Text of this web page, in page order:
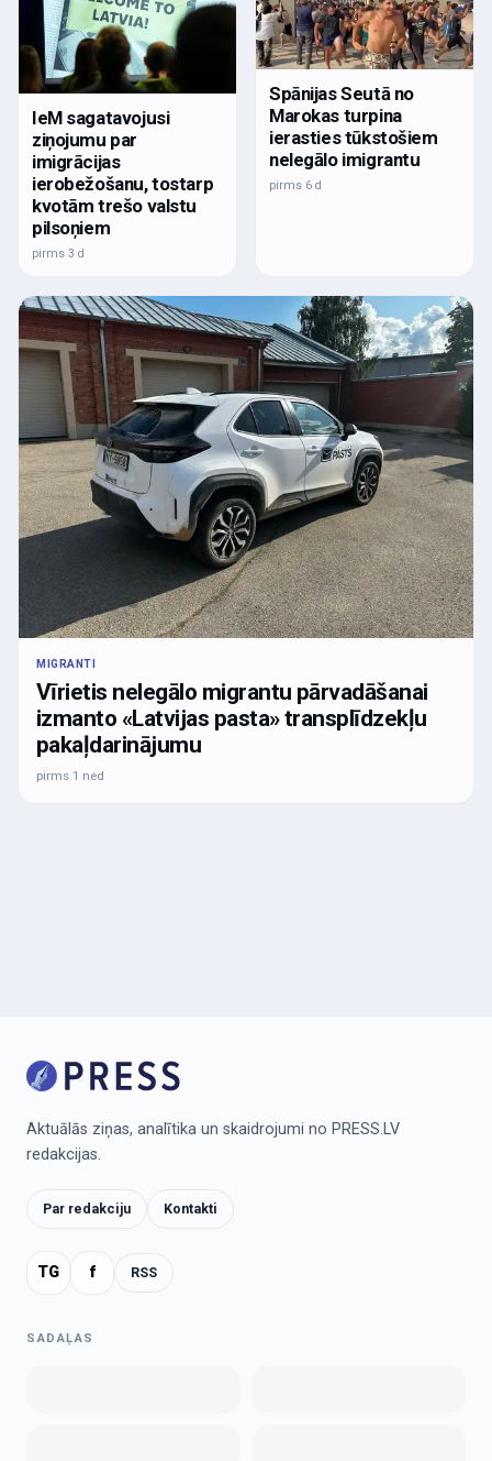
IeM sagatavojusi
ziņojumu par
imigrācijas
ierobežošanu, tostarp
kvotām trešo valstu
pilsoņiem
pirms 3 d
Spānijas Seutā no
Marokas turpina
ierasties tūkstošiem
nelegālo imigrantu
pirms 6 d
MIGRANTI
Vīrietis nelegālo migrantu pārvadāšanai
izmanto «Latvijas pasta» transplīdzekļu
pakaļdarinājumu
pirms 1 ned
Aktuālās ziņas, analītika un skaidrojumi no PRESS.LV
redakcijas.
Par redakciju Kontakti
TG f RSS
SADAĻAS